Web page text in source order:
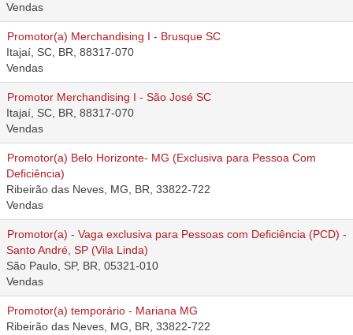
Vendas
Promotor(a) Merchandising I - Brusque SC
Itajaí, SC, BR, 88317-070
Vendas
Promotor Merchandising I - São José SC
Itajaí, SC, BR, 88317-070
Vendas
Promotor(a) Belo Horizonte- MG (Exclusiva para Pessoa Com
Deficiência)
Ribeirão das Neves, MG, BR, 33822-722
Vendas
Promotor(a) - Vaga exclusiva para Pessoas com Deficiência (PCD) -
Santo André, SP (Vila Linda)
São Paulo, SP, BR, 05321-010
Vendas
Promotor(a) temporário - Mariana MG
Ribeirão das Neves, MG, BR, 33822-722